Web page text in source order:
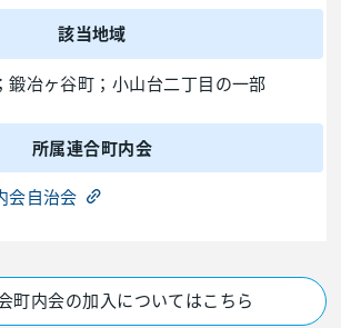
該当地域
鍛冶ヶ谷町；小山台二丁目の一部
所属連合町内会
会自治会
町内会の加入についてはこちら